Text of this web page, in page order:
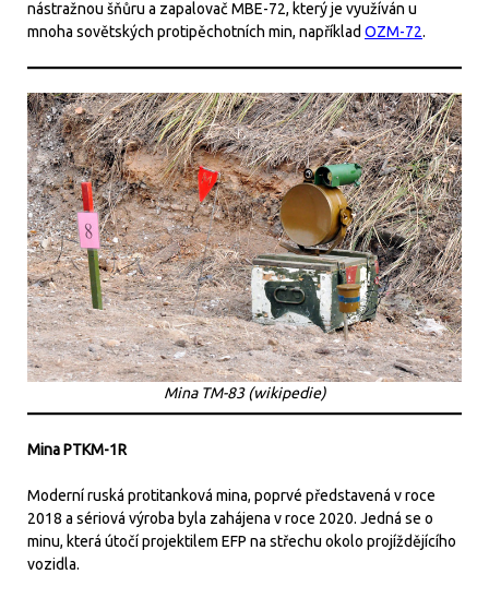
nástražnou šňůru a zapalovač MBE-72, který je využíván u
mnoha sovětských protipěchotních min, například OZM-72.
Mina TM-83 (wikipedie)
Mina PTKM-1R
Moderní ruská protitanková mina, poprvé představená v roce
2018 a sériová výroba byla zahájena v roce 2020. Jedná se o
minu, která útočí projektilem EFP na střechu okolo projíždějícího
vozidla.